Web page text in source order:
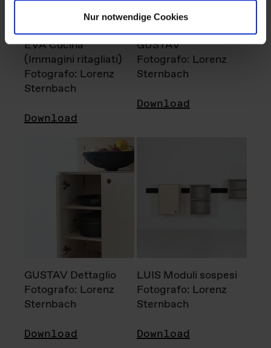
Nur notwendige Cookies
EVA Cucina
(Immagini ritagliati)
Fotografo: Lorenz
Sternbach
Download
GUSTAV
Fotografo: Lorenz
Sternbach
Download
GUSTAV Dettaglio
Fotografo: Lorenz
Sternbach
Download
LUIS Moduli sospesi
Fotografo: Lorenz
Sternbach
Download